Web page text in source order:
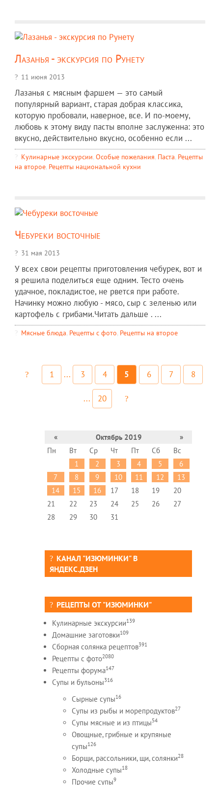
Лазанья - экскурсия по Рунету
11 июня 2013
Лазанья с мясным фаршем — это самый
популярный вариант, старая добрая классика,
которую пробовали, наверное, все. И по-моему,
любовь к этому виду пасты вполне заслуженна: это
вкусно, действительно вкусно, особенно если ...
Кулинарные экскурсии, Особые пожелания, Паста, Рецепты
на второе, Рецепты национальной кухни
Чебуреки восточные
31 мая 2013
У всех свои рецепты приготовления чебурек, вот и
я решила поделиться еще одним. Тесто очень
удачное, покладистое, не рвется при работе.
Начинку можно любую - мясо, сыр с зеленью или
картофель с грибами.Читать дальше . ...
Мясные блюда, Рецепты c фото, Рецепты на второе
1 ... 3 4 5 6 7 8
... 20
« Октябрь 2019
»
Пн
Вт Ср Чт Пт Сб
Вс
1
2 3 4 5
6
7
8 9 10 11 12
13
14
15 16 17 18 19
20
21
22 23 24 25 26
27
28
29 30 31
КАНАЛ "ИЗЮМИНКИ" В
ЯНДЕКС.ДЗЕН
РЕЦЕПТЫ ОТ "ИЗЮМИНКИ"
Кулинарные экскурсии139
Домашние заготовки109
Сборная солянка рецептов391
Рецепты c фото2080
Рецепты форума147
Супы и бульоны316
Сырные супы16
Супы из рыбы и морепродуктов27
Супы мясные и из птицы54
Овощные, грибные и крупяные
супы126
Борщи, рассольники, щи, солянки28
Холодные супы18
Прочие супы9